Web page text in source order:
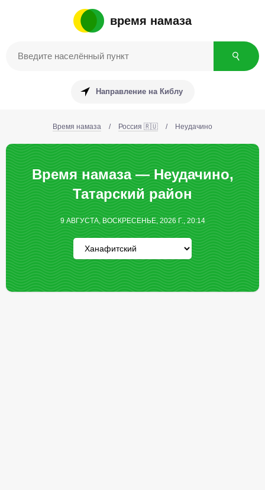
время намаза
Направление на Киблу
Время намаза / Россия 🇷🇺 / Неудачино
Время намаза — Неудачино,
Татарский район
9 АВГУСТА, ВОСКРЕСЕНЬЕ, 2026 Г., 20:14